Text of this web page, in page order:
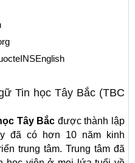
Tin học Tây Bắc (TBC
Tây Bắc được thành lập
đã có hơn 10 năm kinh
trung tâm. Trung tâm đã